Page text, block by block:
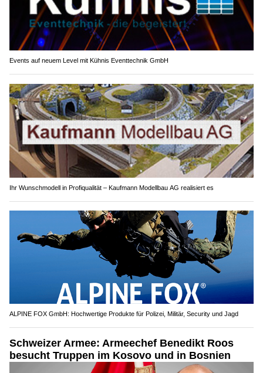
Events auf neuem Level mit Kühnis Eventtechnik GmbH
Ihr Wunschmodell in Profiqualität – Kaufmann Modellbau AG realisiert es
ALPINE FOX GmbH: Hochwertige Produkte für Polizei, Militär, Security und Jagd
Schweizer Armee: Armeechef Benedikt Roos
besucht Truppen im Kosovo und in Bosnien